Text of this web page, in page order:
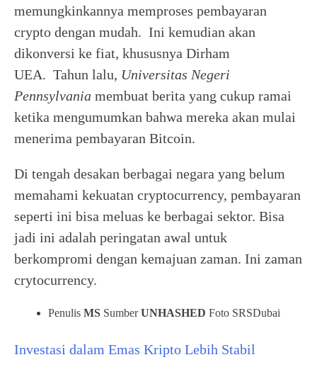
memungkinkannya memproses pembayaran
crypto dengan mudah. Ini kemudian akan
dikonversi ke fiat, khususnya Dirham
UEA. Tahun lalu, Universitas Negeri
Pennsylvania membuat berita yang cukup ramai
ketika mengumumkan bahwa mereka akan mulai
menerima pembayaran Bitcoin.
Di tengah desakan berbagai negara yang belum
memahami kekuatan cryptocurrency, pembayaran
seperti ini bisa meluas ke berbagai sektor. Bisa
jadi ini adalah peringatan awal untuk
berkompromi dengan kemajuan zaman. Ini zaman
crytocurrency.
Penulis MS SumberUNHASHED Foto SRSDubai
Investasi dalam Emas Kripto Lebih Stabil